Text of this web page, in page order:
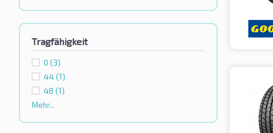
Tragfähigkeit
0 (3)
44(1)
48 (1)
Mehr...